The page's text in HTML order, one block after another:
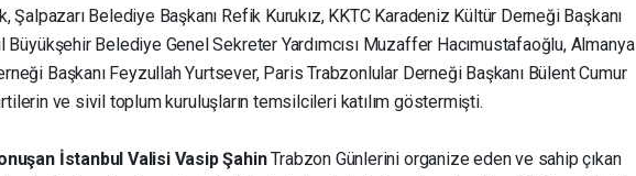
Şalpazarı Belediye Başkanı Refik Kurukız, KKTC Karadeniz Kültür Derneği Başkanı
Büyükşehir Belediye Genel Sekreter Yardımcısı Muzaffer Hacımustafaoğlu, Almanya
Başkanı Feyzullah Yurtsever, Paris Trabzonlular Derneği Başkanı Bülent Cumur
ve sivil toplum kuruluşların temsilcileri katılım göstermişti.
İstanbul Valisi Vasip ŞahinTrabzon Günlerini organize eden ve sahip çıkan